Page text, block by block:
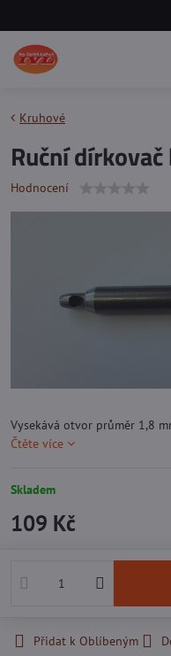
Kruhové
Ruční
Hodnocení
Vysekává otvor průměr 1,8
Čtěte více
Skladem
109 Kč
Přidat k Oblíbeným